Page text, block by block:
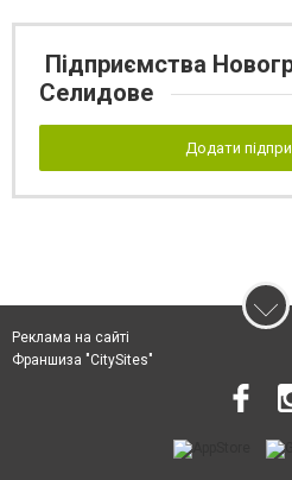
Підприємства
Селидове
Додати
Реклама на сайті
Франшиза "CitySites"